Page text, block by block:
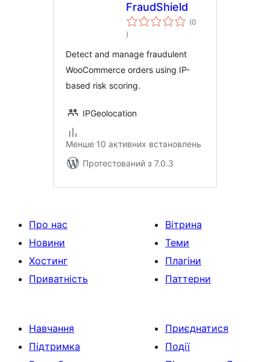
FraudShield
(0
загальний
рейтинг
)
Detect and manage fraudulent
WooCommerce orders using IP-
based risk scoring.
IPGeolocation
Менше 10 активних встановлень
Протестований з 7.0.3
Про нас
Новини
Хостинг
Приватність
Вітрина
Теми
Плагіни
Паттерни
Навчання
Підтримка
Приєднатися
Події